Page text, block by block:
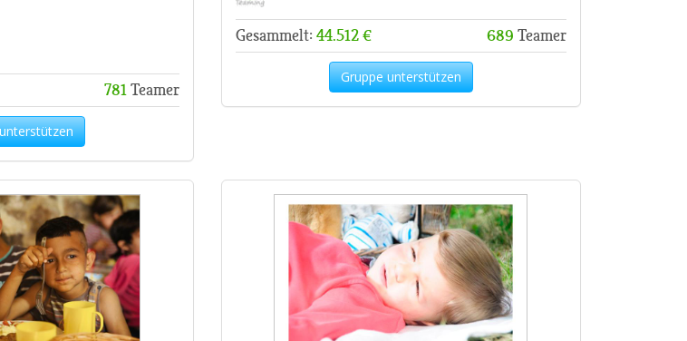
781Teamer
Gesammelt: 44.512 € 689 Teamer
Gruppe unterstützen